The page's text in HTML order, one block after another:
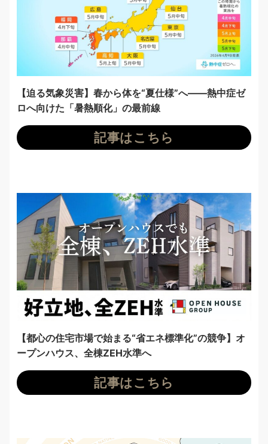
【迫る気象災害】春から体を“夏仕様”へ——熱中症ゼ
ロへ向けた「暑熱順化」の最前線
記事はこちら
【都心の住宅市場で始まる“省エネ標準化”の競争】オ
ープンハウス、全棟ZEH水準へ
記事はこちら